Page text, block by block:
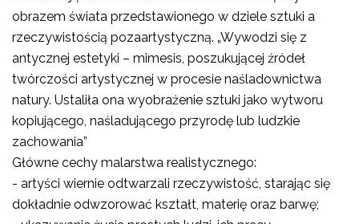
obrazem świata przedstawionego w dziele sztuki a
rzeczywistością pozaartystyczną. „Wywodzi się z
antycznej estetyki – mimesis, poszukującej źródeł
twórczości artystycznej w procesie naśladownictwa
natury. Ustaliła ona wyobrażenie sztuki jako wytworu
kopiującego, naśladującego przyrodę lub ludzkie
zachowania”
Główne cechy malarstwa realistycznego:
- artyści wiernie odtwarzali rzeczywistość, starając się
dokładnie odwzorować kształt, materię oraz barwę;